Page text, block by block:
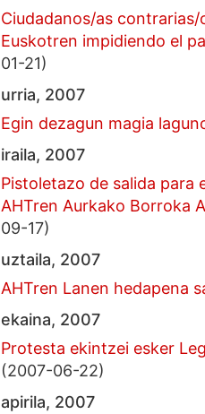
Ciudadanos/as contrarias/
Euskotren impidiendo el
01-21)
urria, 2007
Egin dezagun magia
iraila, 2007
Pistoletazo de salida para
AHTren Aurkako Borroka
09-17)
uztaila, 2007
AHTren Lanen hedapena
ekaina, 2007
Protesta ekintzei esker
(2007-06-22)
apirila, 2007